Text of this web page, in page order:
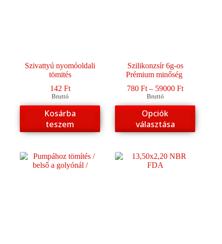
Szivattyú nyomóoldali
tömités
142 Ft
Bruttó
Kosárba
teszem
Szilikonzsír 6g-os
Prémium minőség
780Ft – 59000Ft
-
Bruttó
Opciók
választása
Ennek
a
terméknek
több
van.
A